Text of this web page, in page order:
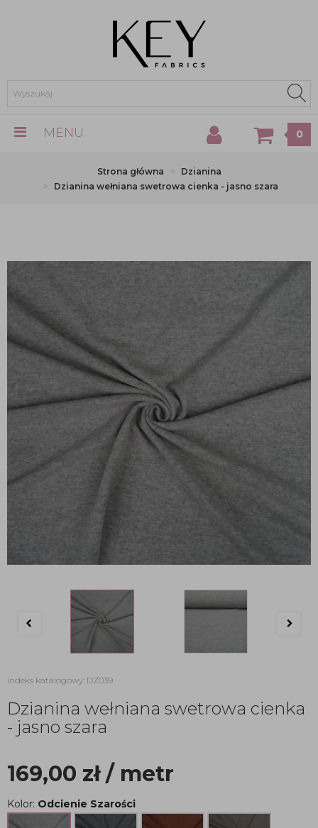
MENU 0
Strona główna
Dzianina
Dzianina wełniana swetrowa cienka - jasno szara
indeks katalogowy: DZ039
Dzianina wełniana swetrowa cienka
- jasno szara
169,00 zł/ metr
Kolor: Odcienie Szarości